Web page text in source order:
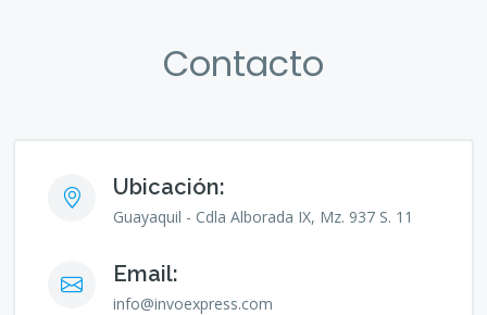
Contacto
Ubicación:
Guayaquil - Cdla Alborada IX, Mz. 937 S. 11
Email:
info@invoexpress.com